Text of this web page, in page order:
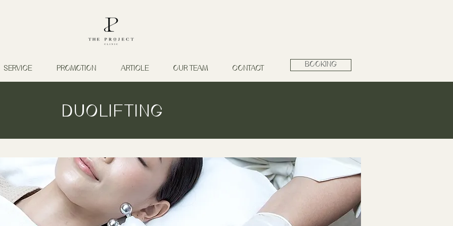
SERVICE PROMOTION ARTICLE OUR TEAM CONTACT
BOOKING
DUOLIFTING